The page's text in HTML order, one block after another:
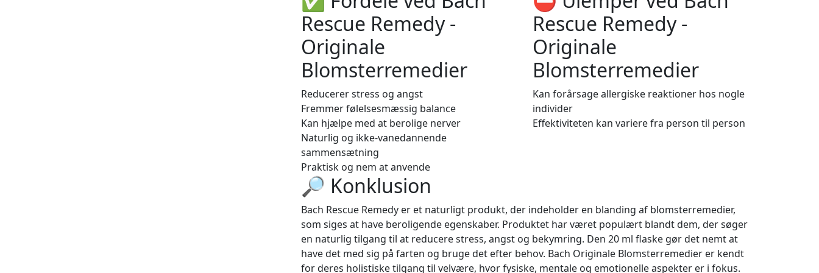
Rescue Remedy -
Originale
Blomsterremedier
Reducerer stress og angst
Fremmer følelsesmæssig balance
Kan hjælpe med at berolige nerver
Naturlig og ikke-vanedannende
sammensætning
Praktisk og nem at anvende
Rescue Remedy -
Originale
Blomsterremedier
Kan forårsage allergiske reaktioner hos nogle
individer
Effektiviteten kan variere fra person til person
🔎 Konklusion
Bach Rescue Remedy er et naturligt produkt, der indeholder en blanding af blomsterremedier,
som siges at have beroligende egenskaber. Produktet har været populært blandt dem, der søger
en naturlig tilgang til at reducere stress, angst og bekymring. Den 20 ml flaske gør det nemt at
have det med sig på farten og bruge det efter behov. Bach Originale Blomsterremedier er kendt
for deres holistiske tilgang til velvære, hvor fysiske, mentale og emotionelle aspekter er i fokus.